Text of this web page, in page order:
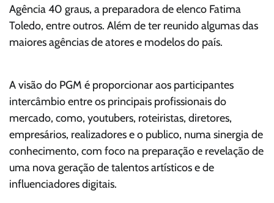
Agência 40 graus, a preparadora de elenco Fatima
Toledo, entre outros. Além de ter reunido algumas das
maiores agências de atores e modelos do país.
A visão do PGM é proporcionar aos participantes
intercâmbio entre os principais profissionais do
mercado, como, youtubers, roteiristas, diretores,
empresários, realizadores e o publico, numa sinergia de
conhecimento, com foco na preparação e revelação de
uma nova geração de talentos artísticos e de
influenciadores digitais.